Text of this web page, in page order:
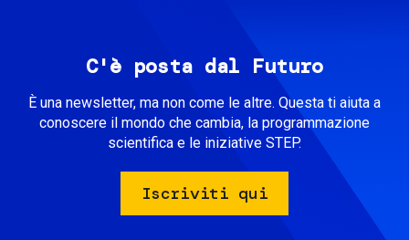
C'è posta dal Futuro
È una newsletter, ma non come le altre. Questa ti aiuta a
conoscere il mondo che cambia, la programmazione
scientifica e le iniziative STEP.
Iscriviti qui